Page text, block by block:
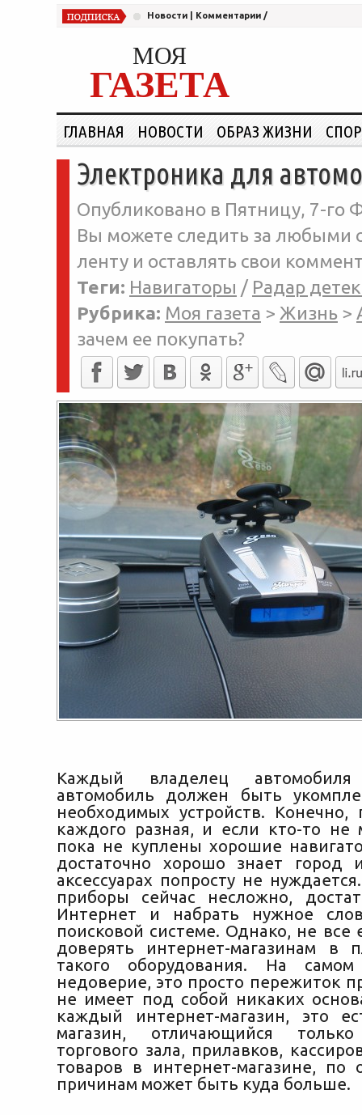
Новости Комментарии /
МОЯ
ГАЗЕТА
ГЛАВНАЯ НОВОСТИ ОБРАЗ ЖИЗНИ
Электроника для
Опубликовано в Пятницу, 7-го
Вы можете следить за любыми
ленту и оставлять свои
Теги: Навигаторы / Радар
Рубрика: Моя газета > Жизнь >
зачем ее покупать?
Каждый владелец
автомобиль должен быть
необходимых устройств. Конечно,
каждого разная, и если кто-то не
пока не куплены хорошие
достаточно хорошо знает город
аксессуарах попросту не
приборы сейчас несложно,
Интернет и набрать нужное
поисковой системе. Однако, не все
доверять интернет-магазинам в
такого оборудования. На
недоверие, это просто пережиток
не имеет под собой никаких
каждый интернет-магазин, это
магазин, отличающийся только
торгового зала, прилавков,
товаров в интернет-магазине, по
причинам может быть куда больше.